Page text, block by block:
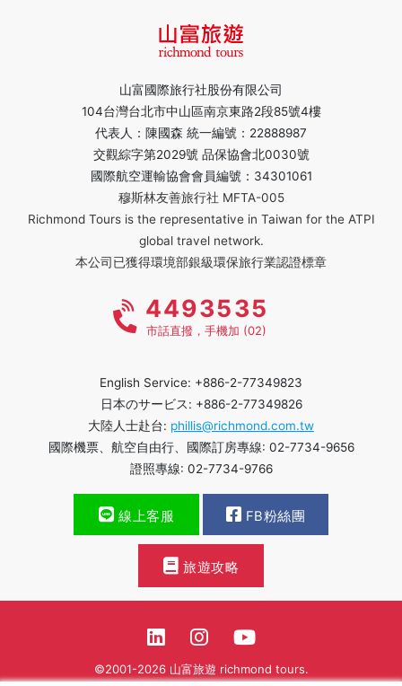
山富國際旅行社股份有限公司
104台灣台北市中山區南京東路2段85號4樓
代表人：陳國森 統一編號：22888987
交觀綜字第2029號 品保協會北0030號
國際航空運輸協會會員編號：34301061
穆斯林友善旅行社 MFTA-005
Richmond Tours is the representative in Taiwan for the ATPI
global travel network.
本公司已獲得環境部銀級環保旅行業認證標章
4493535
市話直撥，手機加 (02)
English Service: +886-2-77349823
日本のサービス: +886-2-77349826
大陸人士赴台: phillis@richmond.com.tw
國際機票、航空自由行、國際訂房專線: 02-7734-9656
證照專線: 02-7734-9766
線上客服 FB粉絲團
旅遊攻略
©2001-2026 山富旅遊 richmond tours.